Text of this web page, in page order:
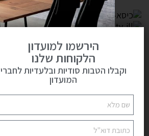
כיסא דגם Dorothy
₪898
הירשמו למועדון
הלקוחות שלנו
וקבלו הטבות סודיות ובלעדיות לחברי
המועדון